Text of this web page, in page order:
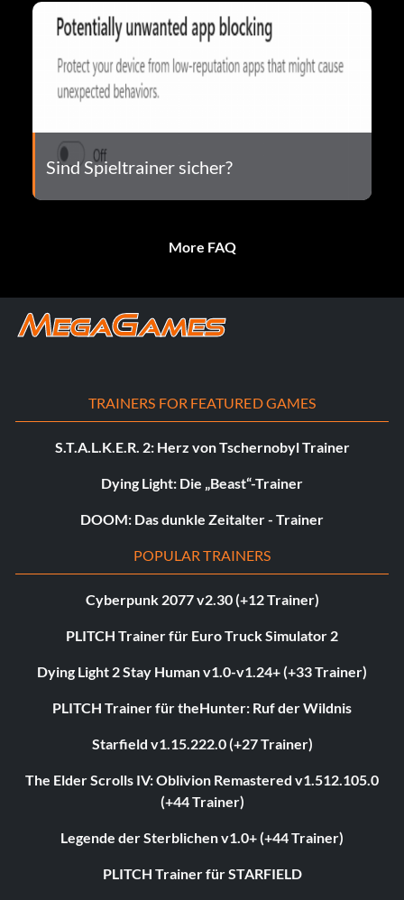
Sind Spieltrainer sicher?
More FAQ
TRAINERS FOR FEATURED GAMES
S.T.A.L.K.E.R. 2: Herz von Tschernobyl Trainer
Dying Light: Die „Beast“-Trainer
DOOM: Das dunkle Zeitalter - Trainer
POPULAR TRAINERS
Cyberpunk 2077 v2.30 (+12 Trainer)
PLITCH Trainer für Euro Truck Simulator 2
Dying Light 2 Stay Human v1.0-v1.24+ (+33 Trainer)
PLITCH Trainer für theHunter: Ruf der Wildnis
Starfield v1.15.222.0 (+27 Trainer)
The Elder Scrolls IV: Oblivion Remastered v1.512.105.0
(+44 Trainer)
Legende der Sterblichen v1.0+ (+44 Trainer)
PLITCH Trainer für STARFIELD